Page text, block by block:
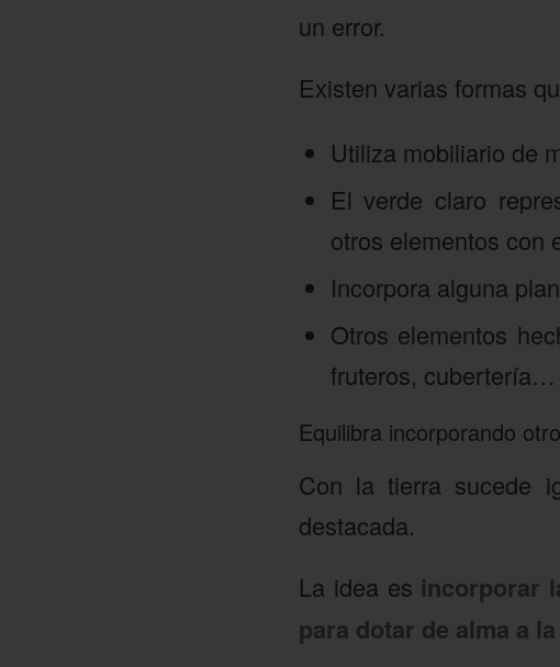
un error.
Existen varias formas
Utiliza mobiliario de
El verde claro
otros elementos con
Incorpora alguna
Otros elementos
fruteros, cubertería…
Equilibra incorporando
Con la tierra sucede
destacada.
La idea es incorporar
para dotar de alma a